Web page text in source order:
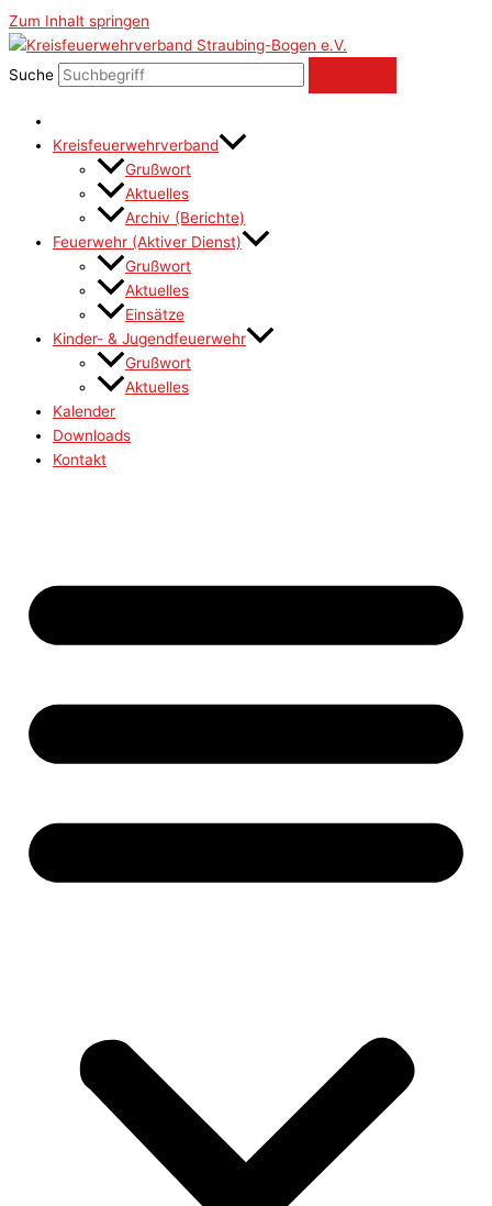
Zum Inhalt springen
Suche
Kreisfeuerwehrverband
Grußwort
Aktuelles
Archiv (Berichte)
Feuerwehr (Aktiver Dienst)
Grußwort
Aktuelles
Einsätze
Kinder- & Jugendfeuerwehr
Grußwort
Aktuelles
Kalender
Downloads
Kontakt